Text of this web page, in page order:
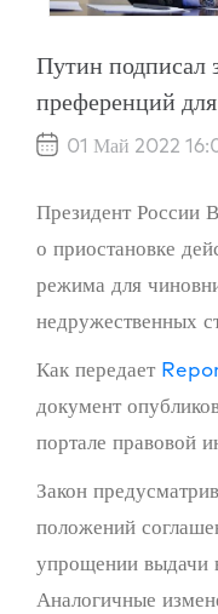
Путин подписал
преференций
01 Май 2022
Президент России
о приостановке
режима для
недружественных
Как передает
документ
портале правовой
Закон
положений
упрощении выдачи
Аналогичные